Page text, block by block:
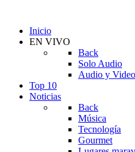
Inicio
EN VIVO
Back
Solo Audio
Audio y Video
Top 10
Noticias
Back
Música
Tecnología
Gourmet